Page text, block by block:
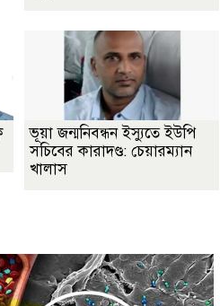
ভূয়া জন্মনিবন্ধন ইস্যুতে ইউপি
সচিবের কারাদণ্ড: চেয়ারম্যান
খালাস